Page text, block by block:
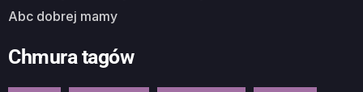
Abc dobrej mamy
Chmura tagów